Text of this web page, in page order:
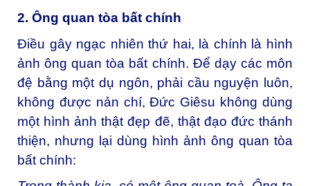
2. Ông quan tòa bất chính
Điều gây ngạc nhiên thứ hai, là chính là hình
ảnh ông quan tòa bất chính. Để dạy các môn
đệ bằng một dụ ngôn, phải cầu nguyện luôn,
không được nản chí, Đức Giêsu không dùng
một hình ảnh thật đẹp đẽ, thật đạo đức thánh
thiện, nhưng lại dùng hình ảnh ông quan tòa
bất chính: